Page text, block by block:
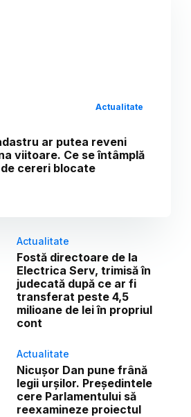
Actualitate
ar putea reveni
viitoare. Ce se întâmplă
cereri blocate
Actualitate
Fostă directoare de la
Electrica Serv, trimisă în
judecată după ce ar fi
transferat peste 4,5
milioane de lei în propriul
cont
Actualitate
Nicușor Dan pune frână
legii urșilor. Președintele
cere Parlamentului să
reexamineze proiectul